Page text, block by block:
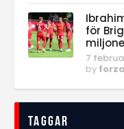
för
7
by
Taggar